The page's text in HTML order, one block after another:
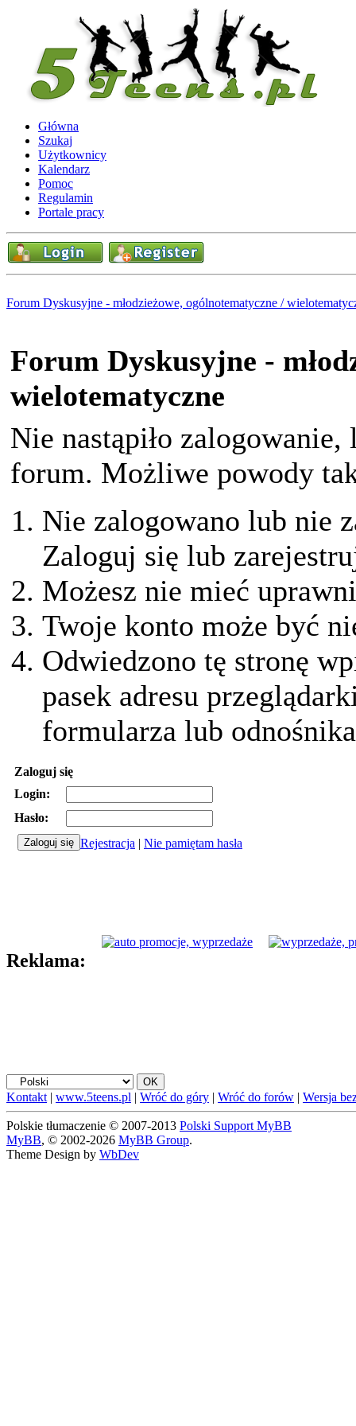
Główna
Szukaj
Użytkownicy
Kalendarz
Pomoc
Regulamin
Portale pracy
Forum Dyskusyjne - młodzieżowe, ogólnotematyczne /
Forum Dyskusyjne -
wielotematyczne
Nie nastąpiło
forum. Możliwe powody
Nie zalogowano lub nie
Zaloguj się lub
Możesz nie mieć
Twoje konto może być
Odwiedzono tę stronę
pasek adresu
formularza lub
Zaloguj się
Login:
Hasło:
Rejestracja | Nie pamiętam hasła
Reklama:
Kontakt | www.5teens.pl | Wróć do góry | Wróć do forów | Wersja
Polskie tłumaczenie © 2007-2013 Polski Support MyBB
MyBB, © 2002-2026 MyBB Group.
Theme Design by WbDev